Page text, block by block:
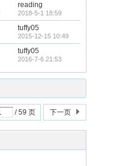
reading
2018-5-1 18:59
tuffy05
2015-12-15 10:49
tuffy05
2016-7-6 21:53
/ 59 页 下一页